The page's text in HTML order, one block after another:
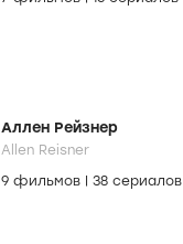
Аллен Рейзнер
Allen Reisner
9 фильмов
38 сериалов